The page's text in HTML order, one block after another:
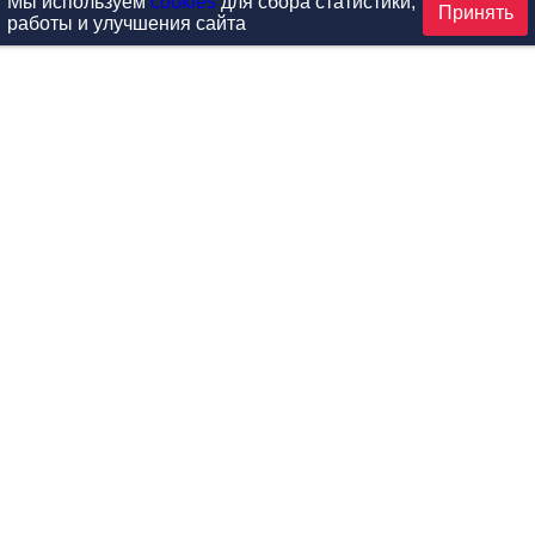
работы и улучшения сайта
Принять